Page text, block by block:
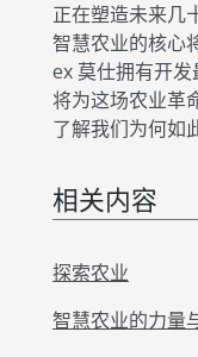
正在塑造未来几
智慧农业的核心
ex 莫仕拥有开发
将为这场农业革
了解我们为何如
相关内容
探索农业
智慧农业的力量